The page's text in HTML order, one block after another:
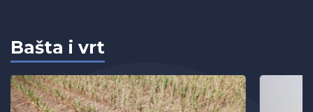
Bašta i vrt